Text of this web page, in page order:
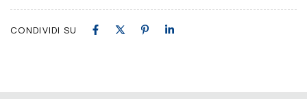
CONDIVIDI SU